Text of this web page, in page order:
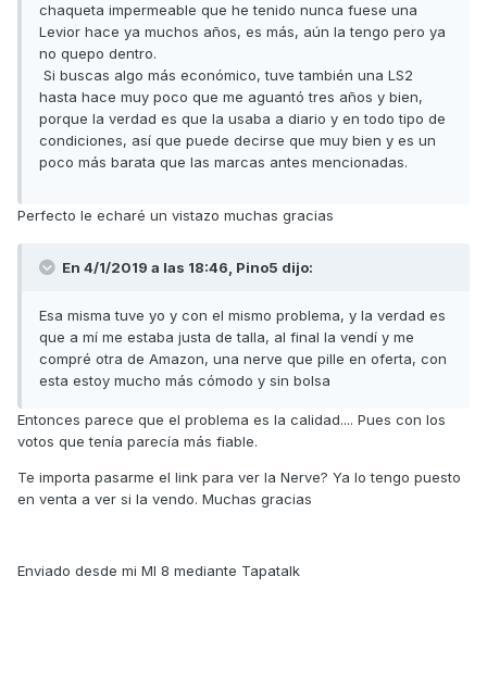
chaqueta impermeable que he tenido nunca fuese una
Levior hace ya muchos años, es más, aún la tengo pero ya
no quepo dentro.
Si buscas algo más económico, tuve también una LS2
hasta hace muy poco que me aguantó tres años y bien,
porque la verdad es que la usaba a diario y en todo tipo de
condiciones, así que puede decirse que muy bien y es un
poco más barata que las marcas antes mencionadas.
Perfecto le echaré un vistazo muchas gracias
En 4/1/2019 a las 18:46, Pino5 dijo:
Esa misma tuve yo y con el mismo problema, y la verdad es
que a mí me estaba justa de talla, al final la vendí y me
compré otra de Amazon, una nerve que pille en oferta, con
esta estoy mucho más cómodo y sin bolsa
Entonces parece que el problema es la calidad.... Pues con los
votos que tenía parecía más fiable.
Te importa pasarme el link para ver la Nerve? Ya lo tengo puesto
en venta a ver si la vendo. Muchas gracias
Enviado desde mi MI 8 mediante Tapatalk